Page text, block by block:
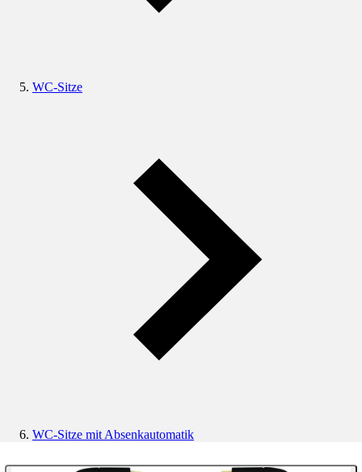
WC-Sitze
WC-Sitze mit Absenkautomatik